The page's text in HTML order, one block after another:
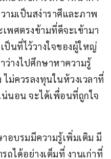
ามเป็นสง่าราศีและภาพ
พศตรงข้ามที่ดีจะเข้ามา
นที่ไว้วางใจของผู้ใหญ่
ว่างไปศึกษาหาความรู้
ม่ควรลงทุนในห้วงเวลาที่
นอน จะได้เพื่อนที่ถูกใจ
อบรมมีความรู้เพิ่มเติม มี
ถได้อย่างเต็มที่ งานเก่าที่